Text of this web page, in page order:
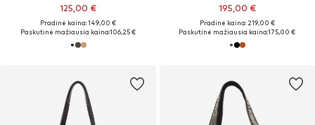
125,00 €
Pradinė kaina: 149,00 €
Paskutinė mažiausia kaina:106,25 €
195,00 €
Pradinė kaina: 219,00 €
Paskutinė mažiausia kaina:175,00 €